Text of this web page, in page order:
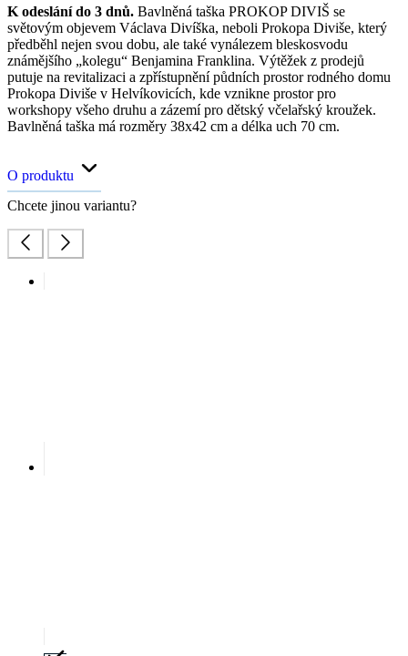
K odeslání do 3 dnů. Bavlněná taška PROKOP DIVIŠ se
světovým objevem Václava Divíška, neboli Prokopa Diviše, který
předběhl nejen svou dobu, ale také vynálezem bleskosvodu
známějšího „kolegu“ Benjamina Franklina. Výtěžek z prodejů
putuje na revitalizaci a zpřístupnění půdních prostor rodného domu
Prokopa Diviše v Helvíkovicích, kde vznikne prostor pro
workshopy všeho druhu a zázemí pro dětský včelařský kroužek.
Bavlněná taška má rozměry 38x42 cm a délka uch 70 cm.
O produktu
Chcete jinou variantu?